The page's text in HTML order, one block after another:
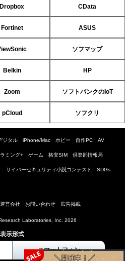
Dropbox CData
Fortinet ASUS
ソフマップ
Belkin HP
Zoom ソフトバンクのIoT
pCloud ソフクリ
ジタル iPhone/Mac ホビー 自作PC AV
ミング+ ゲーム 格安SIM 倶楽部情報局
サイバーセキュリティ小説コンテスト SDGs
運営会社 お問い合わせ 広告掲載
Laboratories, Inc. 2026
表示形式
スマートフォン